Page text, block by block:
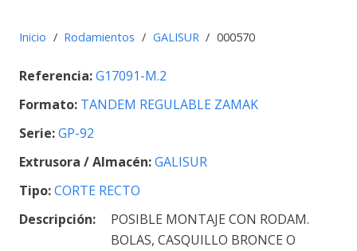
Inicio / Rodamientos / GALISUR / 000570
Referencia:G17091-M.2
Formato: TANDEM REGULABLE ZAMAK
Serie:GP-92
Extrusora / Almacén:GALISUR
Tipo:CORTE RECTO
Descripción:
POSIBLE MONTAJE CON RODAM.
BOLAS, CASQUILLO BRONCE O